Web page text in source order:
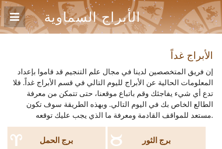
الأبراج السماوية
الأبراج غداً
إن فريق المتخصصين لدينا في مجال علم التنجيم قد قاموا بإعداد
المعلومات الحالية عن الأبراج لليوم التالي في قسم الأبراج غداً. فلا
تدع أي شيء يفاجئك وقم باتباع موقعنا، حتى تتمكن من معرفة
الطالع الخاص بك في اليوم التالي. وبهذه الطريقة سوف تكون
مستعد للمواقف القادمة ومعرفة ما الذي يجب عليك توقعه.
برج الحمل a برج الثور b